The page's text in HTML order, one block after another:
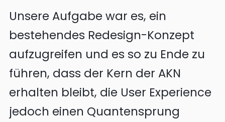
Unsere Aufgabe war es, ein
bestehendes Redesign-Konzept
aufzugreifen und es so zu Ende zu
führen, dass der Kern der AKN
erhalten bleibt, die User Experience
jedoch einen Quantensprung